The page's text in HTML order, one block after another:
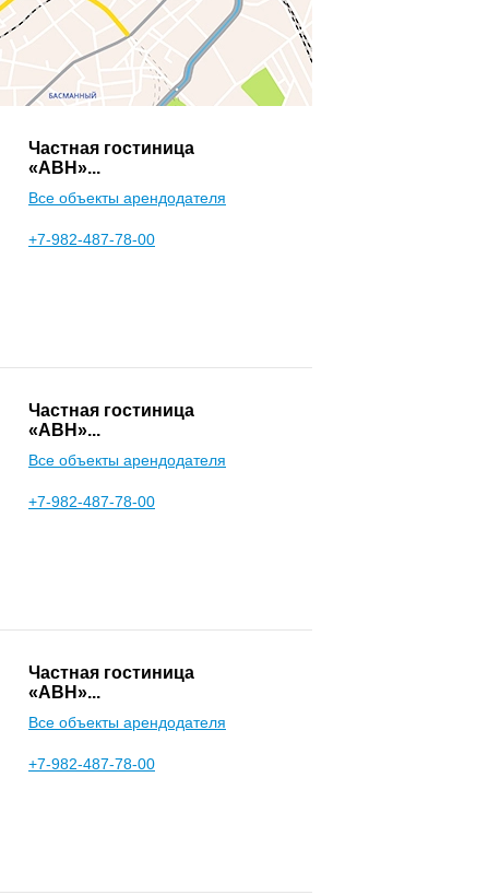
Частная гостиница
«АВН»...
Все объекты арендодателя
+7-982-487-78-00
Частная гостиница
«АВН»...
Все объекты арендодателя
+7-982-487-78-00
Частная гостиница
«АВН»...
Все объекты арендодателя
+7-982-487-78-00